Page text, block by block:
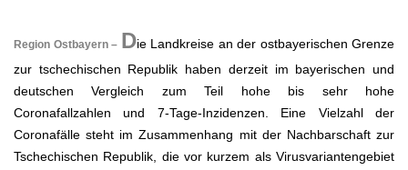
Region Ostbayern – Die Landkreise an der ostbayerischen Grenze
zur tschechischen Republik haben derzeit im bayerischen und
deutschen Vergleich zum Teil hohe bis sehr hohe
Coronafallzahlen und 7-Tage-Inzidenzen. Eine Vielzahl der
Coronafälle steht im Zusammenhang mit der Nachbarschaft zur
Tschechischen Republik, die vor kurzem als Virusvariantengebiet